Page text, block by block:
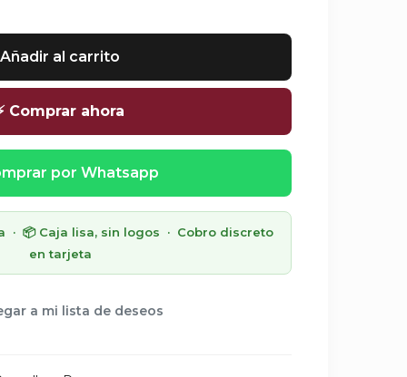
Añadir al carrito
Comprar ahora
por Whatsapp
· 📦 Caja lisa, sin logos · Cobro discreto
en tarjeta
a mi lista de deseos